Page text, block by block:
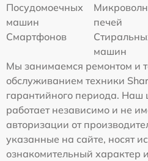
Посудомоечных
машин
печей
Смартфонов
машин
Мы занимаемся ремонтом и
обслуживанием техники
гарантийного периода. Наш
работает независимо и не
авторизации от
указанные на сайте, носят
ознакомительный характер